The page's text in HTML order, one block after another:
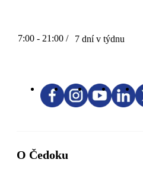
7:00 - 21:00 / 7 dní v týdnu
O Čedoku